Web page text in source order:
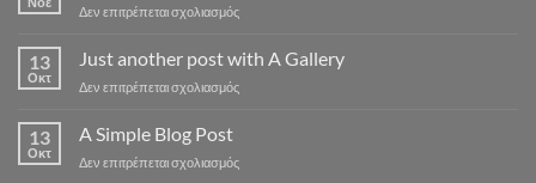
Δεν επιτρέπεται σχολιασμόςστο
to
Flatsome
13
Οκτ
Just another post with A Gallery
Δεν επιτρέπεται σχολιασμόςστο
with
13
Οκτ
A Simple Blog Post
Δεν επιτρέπεται σχολιασμόςστο